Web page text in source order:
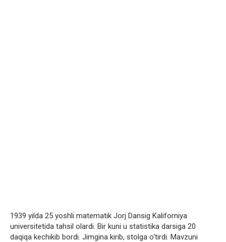
1939 yilda 25 yoshli matematik Jorj Dansig Kaliforniya
universitetida tahsil olardi. Bir kuni u statistika darsiga 20
daqiqa kechikib bordi. Jimgina kirib, stolga o‘tirdi. Mavzuni